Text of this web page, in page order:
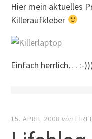
Hier mein aktuelles
Killeraufkleber
Einfach herrlich… :-)))
15. APRIL 2008 von